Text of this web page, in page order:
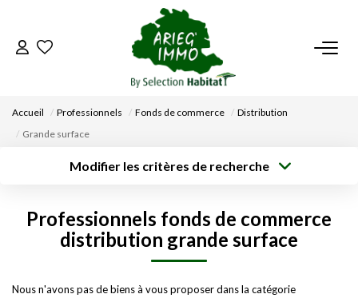
ACCUEIL
VENDRE UN BIEN
DÉPOSEZ VOTRE RECHERCHE
Accueil Professionnels Fonds de commerce
Distribution
Grande surface
Modifier les critères de recherche
Sélectionnez...
Type de bien
Surface min
Professionnels fonds de commerce
distribution grande surface
Nous n'avons pas de biens à vous proposer dans la catégorie